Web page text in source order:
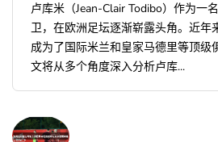
卢库米（Jean-Clair Todibo）作为一
卫，在欧洲足坛逐渐崭露头角。近年
成为了国际米兰和皇家马德里等顶级
文将从多个角度深入分析卢库...